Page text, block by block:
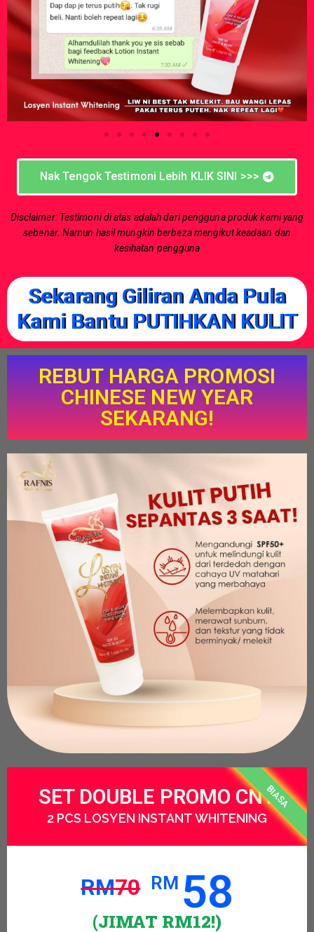
Nak Tengok Testimoni Lebih KLIK SINI >>>
Disclaimer: Testimoni di atas adalah dari pengguna produk kami yang
sebenar. Namun hasil mungkin berbeza mengikut keadaan dan
kesihatan pengguna
Sekarang Giliran Anda Pula
Kami Bantu PUTIHKAN KULIT
REBUT HARGA PROMOSI
CHINESE NEW YEAR
SEKARANG!
SET DOUBLE PROMO CNY
2 PCS LOSYEN INSTANT WHITENING
RM70 RM 58
(JIMAT RM12!)
BIASA